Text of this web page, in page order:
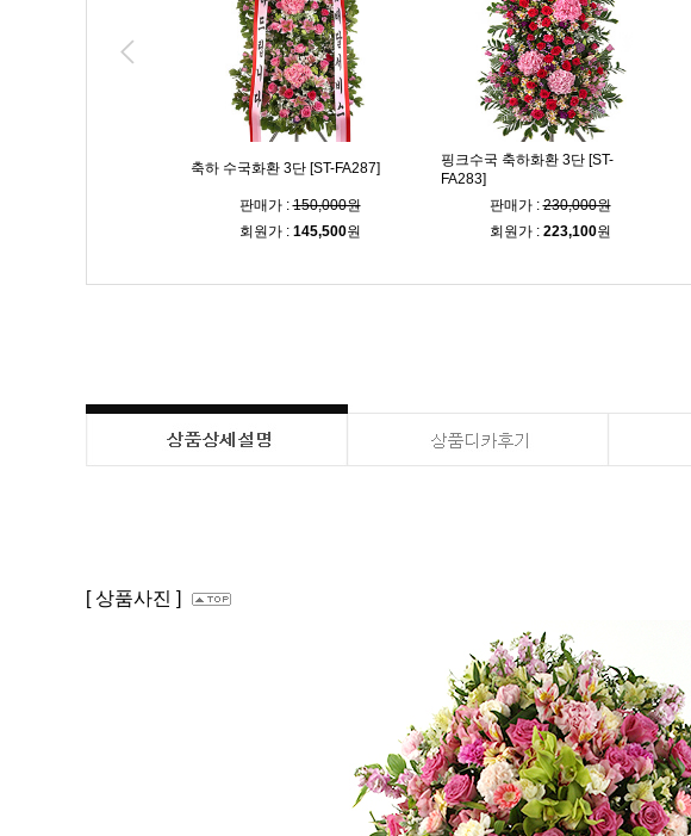
축하 수국화환 3단 [ST-FA287]
판매가 :150,000원
회원가 : 145,500원
핑크수국 축하화환 3단 [ST-
FA283]
판매가 :230,000원
회원가 : 223,100원
[ 상품사진 ]